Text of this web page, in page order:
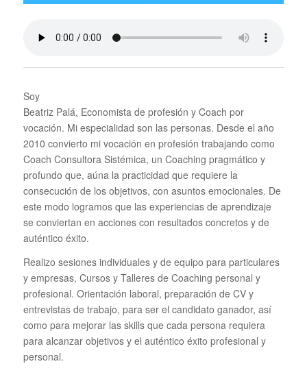
Soy
Beatriz Palá, Economista de profesión y Coach por
vocación. Mi especialidad son las personas. Desde el año
2010 convierto mi vocación en profesión trabajando como
Coach Consultora Sistémica, un Coaching pragmático y
profundo que, aúna la practicidad que requiere la
consecución de los objetivos, con asuntos emocionales. De
este modo logramos que las experiencias de aprendizaje
se conviertan en acciones con resultados concretos y de
auténtico éxito.
Realizo sesiones individuales y de equipo para particulares
y empresas, Cursos y Talleres de Coaching personal y
profesional. Orientación laboral, preparación de CV y
entrevistas de trabajo, para ser el candidato ganador, así
como para mejorar las skills que cada persona requiera
para alcanzar objetivos y el auténtico éxito profesional y
personal.